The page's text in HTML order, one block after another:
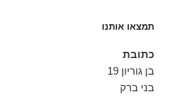
תמצאו אותנו
כתובת
בן גוריון 19
בני ברק